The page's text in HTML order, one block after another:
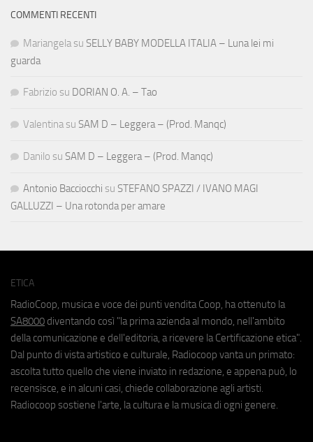
COMMENTI RECENTI
Mariangela su SELLY BABY MODELLA ITALIA – Luna lei mi
guarda
Fabrizio su DORIAN O. A. – Tao
Valentina su SAM D – Leggera – (Prod. Manqc)
Danilo su SAM D – Leggera – (Prod. Manqc)
Antonio Bacciocchi su STEFANO SPAZZI / IVANO MAGI
GALLUZZI – Una rotonda per amare
ETICA
RadioCoop, musica e voce dei punti vendita Coop, ha ottenuto la
SA8000 diventando così "la prima azienda al mondo, nell'ambito
della comunicazione e dell'editoria, a ricevere la Certificazione etica".
Dal punto di vista artistico e culturale, Radiocoop vanta un primato:
ascolta tutto quello che viene inviato in redazione, e appena può, lo
recensisce, e in alcuni casi, chiede collaborazione agli artisti.
Radiocoop sostiene l'arte, la cultura e la musica di ogni genere.